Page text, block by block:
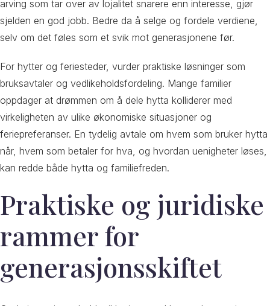
arving som tar over av lojalitet snarere enn interesse, gjør
sjelden en god jobb. Bedre da å selge og fordele verdiene,
selv om det føles som et svik mot generasjonene før.
For hytter og feriesteder, vurder praktiske løsninger som
bruksavtaler og vedlikeholdsfordeling. Mange familier
oppdager at drømmen om å dele hytta kolliderer med
virkeligheten av ulike økonomiske situasjoner og
feriepreferanser. En tydelig avtale om hvem som bruker hytta
når, hvem som betaler for hva, og hvordan uenigheter løses,
kan redde både hytta og familiefreden.
Praktiske og juridiske
rammer for
generasjonsskiftet